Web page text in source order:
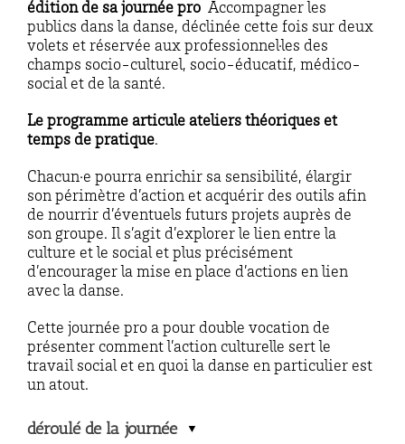
édition de sa journée pro Accompagner les
publics dans la danse, déclinée cette fois sur deux
volets et réservée aux professionnel·les des
champs socio-culturel, socio-éducatif, médico-
social et de la santé.
Le programme articule ateliers théoriques et
temps de pratique.
Chacun·e pourra enrichir sa sensibilité, élargir
son périmètre d’action et acquérir des outils afin
de nourrir d’éventuels futurs projets auprès de
son groupe. Il s’agit d’explorer le lien entre la
culture et le social et plus précisément
d’encourager la mise en place d’actions en lien
avec la danse.
Cette journée pro a pour double vocation de
présenter comment l’action culturelle sert le
travail social et en quoi la danse en particulier est
un atout.
déroulé de la journée